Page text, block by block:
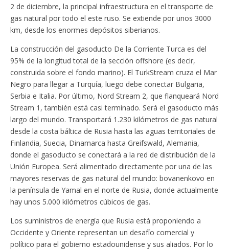
2 de diciembre, la principal infraestructura en el transporte de
gas natural por todo el este ruso. Se extiende por unos 3000
km, desde los enormes depósitos siberianos.
La construcción del gasoducto De la Corriente Turca es del
95% de la longitud total de la sección offshore (es decir,
construida sobre el fondo marino). El TurkStream cruza el Mar
Negro para llegar a Turquía, luego debe conectar Bulgaria,
Serbia e Italia. Por último, Nord Stream 2, que flanqueará Nord
Stream 1, también está casi terminado. Será el gasoducto más
largo del mundo. Transportará 1.230 kilómetros de gas natural
desde la costa báltica de Rusia hasta las aguas territoriales de
Finlandia, Suecia, Dinamarca hasta Greifswald, Alemania,
donde el gasoducto se conectará a la red de distribución de la
Unión Europea. Será alimentado directamente por una de las
mayores reservas de gas natural del mundo: bovanenkovo en
la península de Yamal en el norte de Rusia, donde actualmente
hay unos 5.000 kilómetros cúbicos de gas.
Los suministros de energía que Rusia está proponiendo a
Occidente y Oriente representan un desafío comercial y
político para el gobierno estadounidense y sus aliados. Por lo